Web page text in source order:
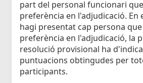
part del personal funcionari
preferència en l'adjudicació. En
hagi presentat cap persona
preferència en l'adjudicació, la
resolució provisional ha
puntuacions obtingudes per
participants.